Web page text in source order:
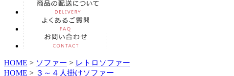
HOME > ソファー > レトロソファー
HOME > ３～４人掛けソファー